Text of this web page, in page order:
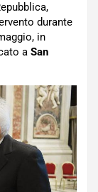
durante
in
a San